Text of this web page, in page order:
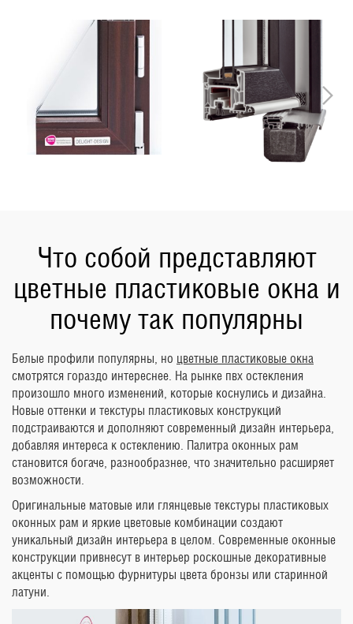
Что собой представляют
цветные пластиковые окна и
почему так популярны
Белые профили популярны, но цветные пластиковые окна
смотрятся гораздо интереснее. На рынке пвх остекления
произошло много изменений, которые коснулись и дизайна.
Новые оттенки и текстуры пластиковых конструкций
подстраиваются и дополняют современный дизайн интерьера,
добавляя интереса к остеклению. Палитра оконных рам
становится богаче, разнообразнее, что значительно расширяет
возможности.
Оригинальные матовые или глянцевые текстуры пластиковых
оконных рам и яркие цветовые комбинации создают
уникальный дизайн интерьера в целом. Современные оконные
конструкции привнесут в интерьер роскошные декоративные
акценты с помощью фурнитуры цвета бронзы или старинной
латуни.